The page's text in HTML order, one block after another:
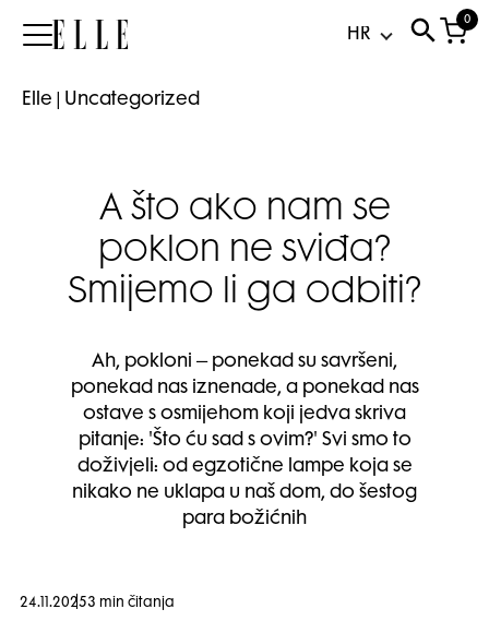
Elle
0
Elle Uncategorized
A što ako nam se
poklon ne sviđa?
Smijemo li ga odbiti?
Ah, pokloni – ponekad su savršeni,
ponekad nas iznenade, a ponekad nas
ostave s osmijehom koji jedva skriva
pitanje: 'Što ću sad s ovim?' Svi smo to
doživjeli: od egzotične lampe koja se
nikako ne uklapa u naš dom, do šestog
para božićnih
24.11.20253 min čitanja